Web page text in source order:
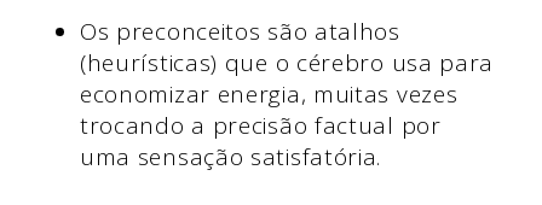
Os preconceitos são atalhos
(heurísticas) que o cérebro usa para
economizar energia, muitas vezes
trocando a precisão factual por
uma sensação satisfatória.